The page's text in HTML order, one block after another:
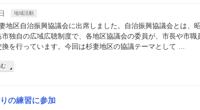
地域活動
地区自治振興協議会に出席しました。自治振興協議会とは、
独自の広域広聴制度で、各地区協議会の委員が、市長や市職
換を行っています。今回は杉妻地区の協議テーマとして …
の練習に参加